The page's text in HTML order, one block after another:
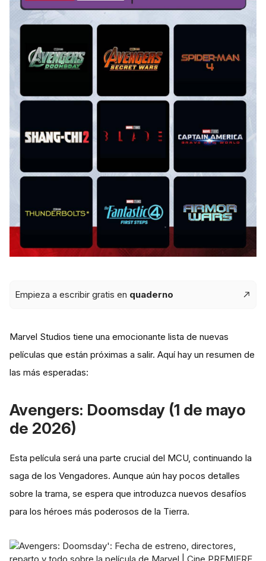
Empieza a escribir gratis en quaderno
Marvel Studios tiene una emocionante lista de nuevas
películas que están próximas a salir. Aquí hay un resumen de
las más esperadas:
Avengers: Doomsday (1 de mayo
de 2026)
Esta película será una parte crucial del MCU, continuando la
saga de los Vengadores. Aunque aún hay pocos detalles
sobre la trama, se espera que introduzca nuevos desafíos
para los héroes más poderosos de la Tierra.